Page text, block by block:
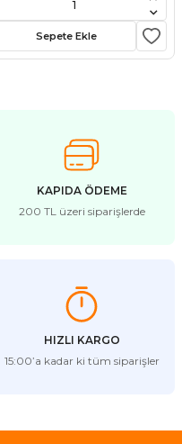
Sepete Ekle
KAPIDA ÖDEME
200 TL üzeri siparişlerde
HIZLI KARGO
15:00’a kadar ki tüm siparişler